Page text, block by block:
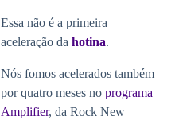
Essa não é a primeira
aceleração da hotina.
Nós fomos acelerados também
por quatro meses no programa
Amplifier, da Rock New